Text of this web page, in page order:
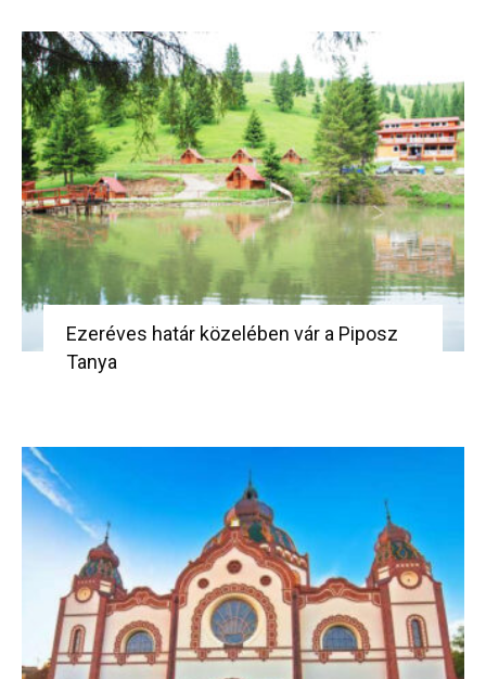
Ezeréves határ közelében vár a Piposz
Tanya